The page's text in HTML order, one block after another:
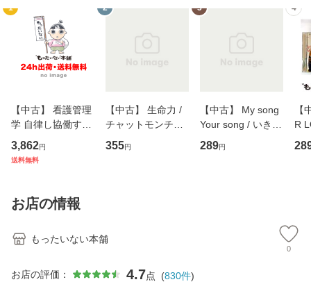
1
【中古】 看護管理
学 自律し協働する
専門職の看護マネ
ジメントスキル 改
恵 藤本幸三 / 南江
堂 [単行
3,862円
送料無料
2
【中古】 生命力 /
チャットモンチー /
キューンレコード
[CD]【メール便送
355円
3
【中古】 My song
Your song / いきも
のがかり / [CD]
【メール便送料無
289円
4
【
R
産
お店の情報
もったいない本舗
0
お店の評価： 4.7点 (830件)